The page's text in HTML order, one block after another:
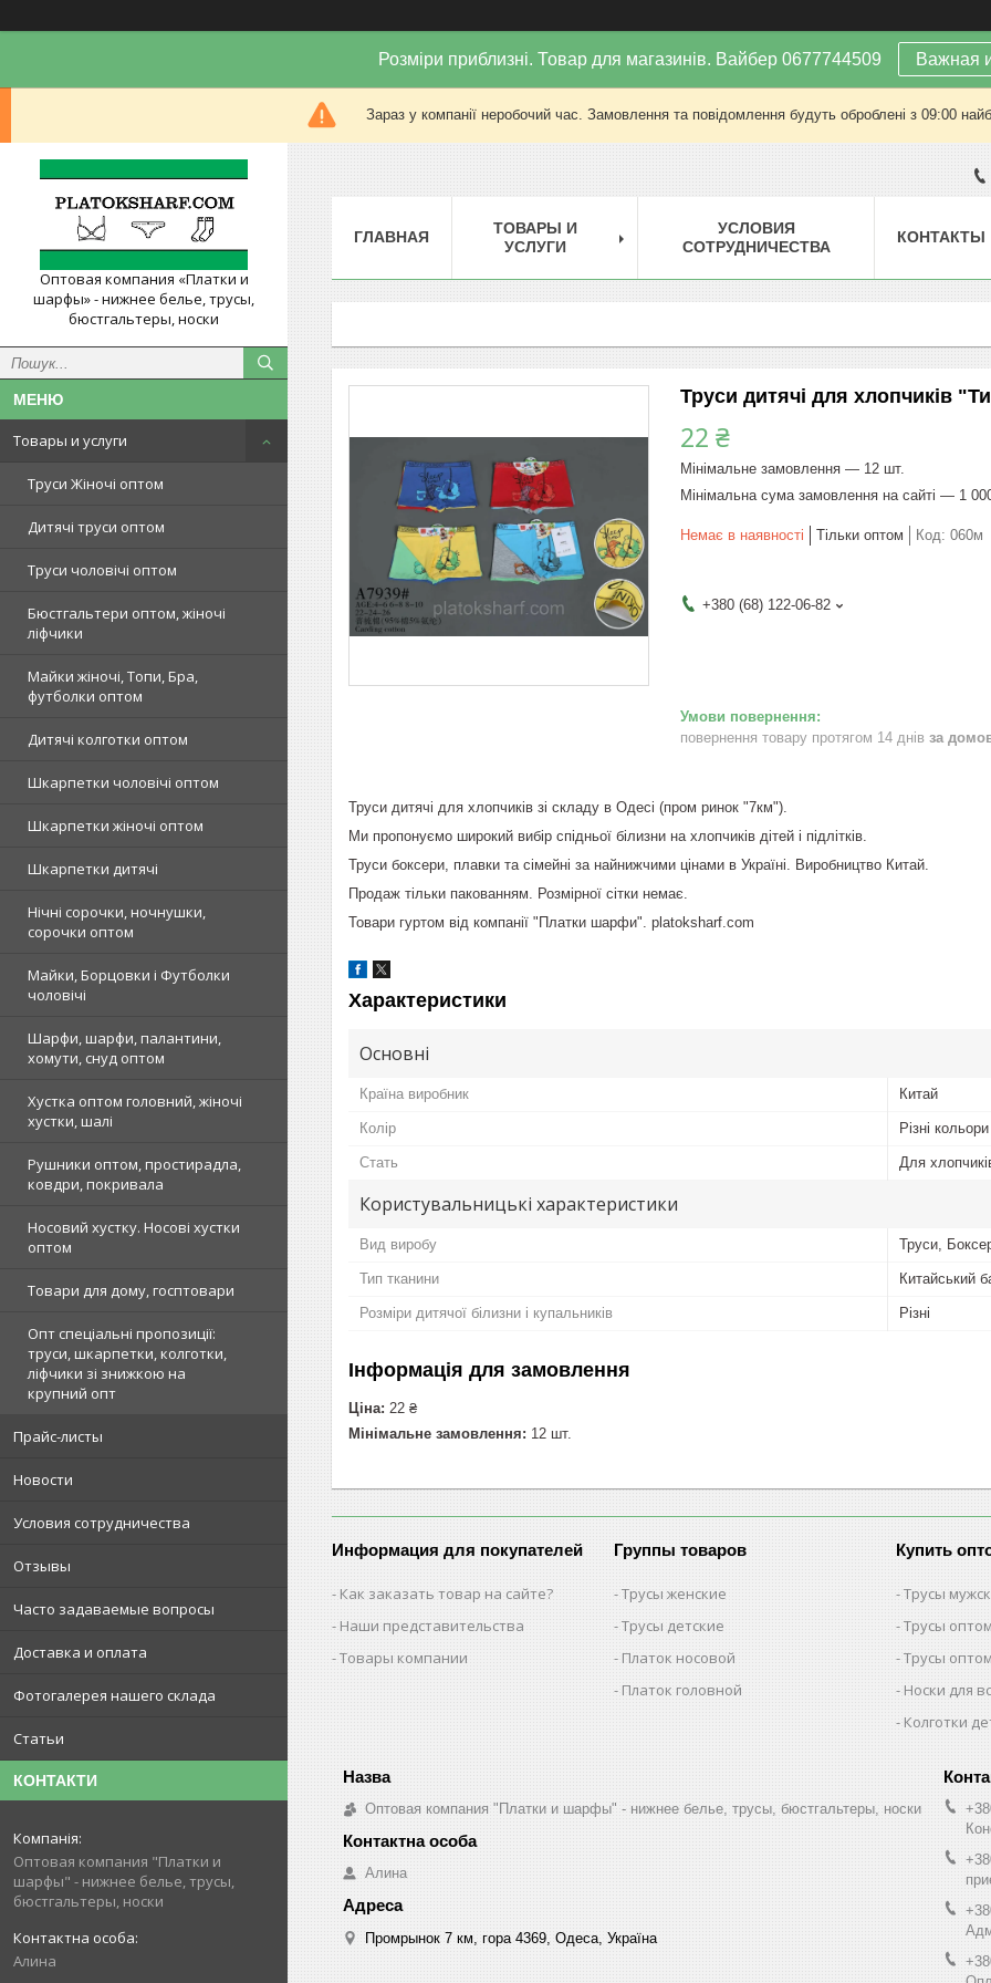
Розміри приблизні. Товар для магазинів. Вайбер 0677744509 Важная
Зараз у компанії неробочий час. Замовлення та повідомлення будуть оброблені з 09:00
Оптовая компания «Платки и
шарфы» - нижнее белье, трусы,
бюстгальтеры, носки
Товары и услуги
Труси Жіночі оптом
Дитячі труси оптом
Труси чоловічі оптом
Бюстгальтери оптом, жіночі
ліфчики
Майки жіночі, Топи, Бра,
футболки оптом
Дитячі колготки оптом
Шкарпетки чоловічі оптом
Шкарпетки жіночі оптом
Шкарпетки дитячі
Нічні сорочки, ночнушки,
сорочки оптом
Майки, Борцовки і Футболки
чоловічі
Шарфи, шарфи, палантини,
хомути, снуд оптом
Хустка оптом головний, жіночі
хустки, шалі
Рушники оптом, простирадла,
ковдри, покривала
Носовий хустку. Носові хустки
оптом
Товари для дому, госптовари
Опт спеціальні пропозиції:
труси, шкарпетки, колготки,
ліфчики зі знижкою на
крупний опт
Прайс-листы
Новости
Условия сотрудничества
Отзывы
Часто задаваемые вопросы
Доставка и оплата
Фотогалерея нашего склада
Статьи
КОНТАКТИ
Оптовая компания "Платки и
шарфы" - нижнее белье, трусы,
бюстгальтеры, носки
Алина
ГЛАВНАЯ
ТОВАРЫ И
УСЛУГИ
УСЛОВИЯ
СОТРУДНИЧЕСТВА
КОНТАКТЫ
Труси дитячі для хлопчиків
22 ₴
Мінімальне замовлення — 12 шт.
Мінімальна сума замовлення на сайті — 1
Немає в наявності Тільки оптом Код: 060м
+380 (68) 122-06-82
повернення товару протягом 14 днів за
Труси дитячі для хлопчиків зі складу в Одесі (пром ринок "7км").
Ми пропонуємо широкий вибір спідньої білизни на хлопчиків дітей і підлітків.
Труси боксери, плавки та сімейні за найнижчими цінами в Україні. Виробництво Китай.
Продаж тільки пакованням. Розмірної сітки немає.
Товари гуртом від компанії "Платки шарфи". platoksharf.com
Характеристики
Основні
Країна виробник Китай
Колір Різні кольори
Стать Для
Користувальницькі характеристики
Вид виробу Труси,
Тип тканини Китайський
Розміри дитячої білизни і купальників Різні
Інформація для замовлення
Ціна: 22 ₴
Мінімальне замовлення: 12 шт.
Информация для покупателей
Как заказать товар на сайте?
Наши представительства
Товары компании
Группы товаров
Трусы женские
Трусы детские
Платок носовой
Платок головной
Купить
Трусы
Трусы
Трусы
Носки для
Колготки
Оптовая компания "Платки и шарфы" - нижнее белье, трусы, бюстгальтеры, носки
Алина
Промрынок 7 км, гора 4369, Одеса, Україна